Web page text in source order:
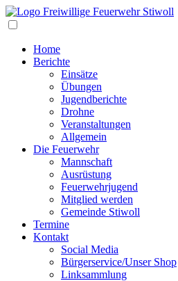
Home
Berichte
Einsätze
Übungen
Jugendberichte
Drohne
Veranstaltungen
Allgemein
Die Feuerwehr
Mannschaft
Ausrüstung
Feuerwehrjugend
Mitglied werden
Gemeinde Stiwoll
Termine
Kontakt
Social Media
Bürgerservice/Unser Shop
Linksammlung